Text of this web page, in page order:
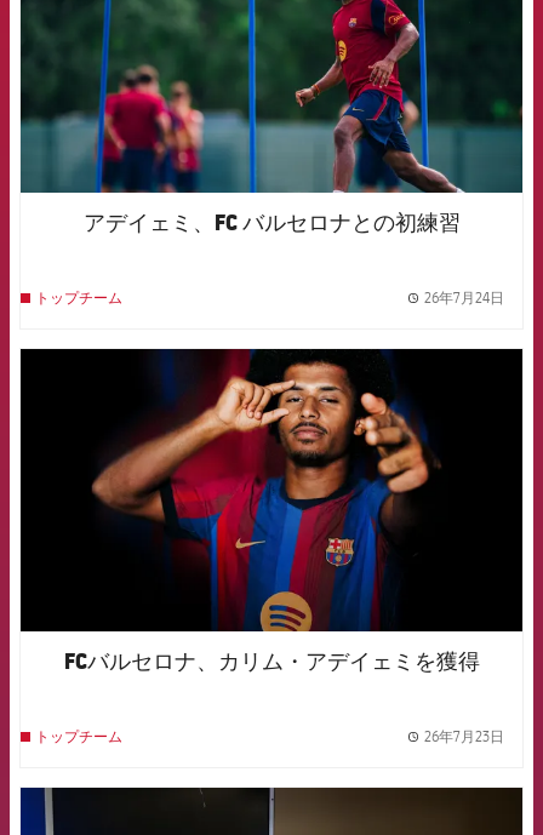
アデイェミ、FC バルセロナとの初練習
トップチーム 26年7月24日
FCB Barcelona badge
FCバルセロナ、カリム・アデイェミを獲得
トップチーム 26年7月23日
FCB Barcelona badge